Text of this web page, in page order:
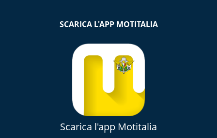
SCARICA L'APP MOTITALIA
Scarica l'app Motitalia